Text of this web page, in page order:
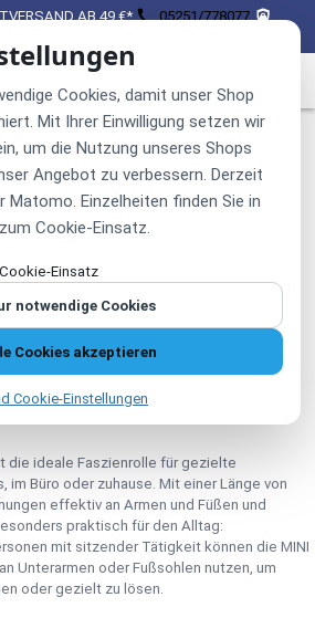
Cookies, damit unser Shop
Mit Ihrer Einwilligung setzen wir
um die Nutzung unseres Shops
Angebot zu verbessern. Derzeit
Matomo. Einzelheiten finden Sie in
Cookie-Einsatz.
Einsatz
notwendige Cookies
Cookies akzeptieren
Cookie-Einstellungen
AB 49 €*
05251/778077
Faszienrolle, ca.
die ideale Faszienrolle für gezielte
Büro oder zuhause. Mit einer Länge von
effektiv an Armen und Füßen und
praktisch für den Alltag:
mit sitzender Tätigkeit können die MINI
Unterarmen oder Fußsohlen nutzen, um
oder gezielt zu lösen.